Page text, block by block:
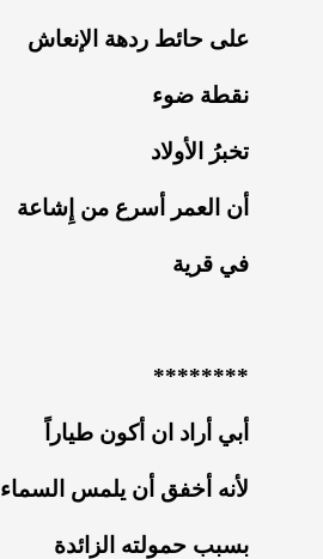
‏على حائط ردهة الإنعاش
‏نقطة ضوء
‏تخبرُ الأولاد
‏أن العمر أسرع من إِشاعة
‏في قرية
********
أبي أراد ان أكون طياراً
‏لأنه أخفق أن يلمس السماء
‏بسبب حمولته الزائدة